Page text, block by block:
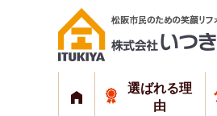
選ばれる理
由